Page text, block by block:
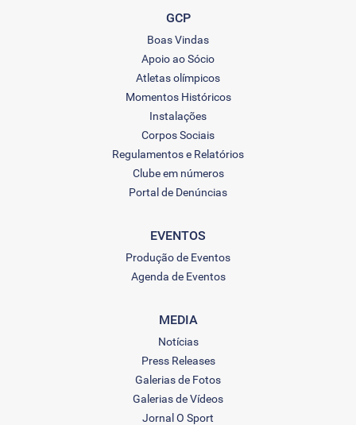
GCP
Boas Vindas
Apoio ao Sócio
Atletas olímpicos
Momentos Históricos
Instalações
Corpos Sociais
Regulamentos e Relatórios
Clube em números
Portal de Denúncias
EVENTOS
Produção de Eventos
Agenda de Eventos
MEDIA
Notícias
Press Releases
Galerias de Fotos
Galerias de Vídeos
Jornal O Sport